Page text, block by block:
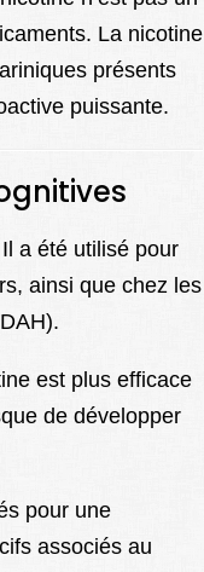
La nicotine
présents
puissante.
a été utilisé pour
ainsi que chez les
est plus efficace
de développer
pour une
associés au